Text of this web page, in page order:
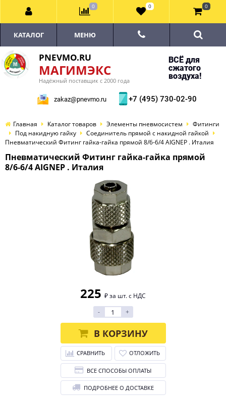
PNEVMO.RU
МАГИМЭКС
Надёжный поставщик с 2000 года
ВСЁ для
сжатого
воздуха!
zakaz@pnevmo.ru +7 (495) 730-02-90
КАТАЛОГ МЕНЮ
Главная Каталог товаров Элементы пневмосистем
Фитинги
Под накидную гайку
Соединитель прямой с накидной гайкой
Пневматический Фитинг гайка-гайка прямой 8/6-6/4 AIGNEP . Италия
Пневматический Фитинг гайка-гайка прямой
8/6-6/4 AIGNEP . Италия
225 ₽ за шт. с НДС
-
+
В КОРЗИНУ
СРАВНИТЬ ОТЛОЖИТЬ
ВСЕ СПОСОБЫ ОПЛАТЫ
ПОДРОБНЕЕ О ДОСТАВКЕ
0 0 0